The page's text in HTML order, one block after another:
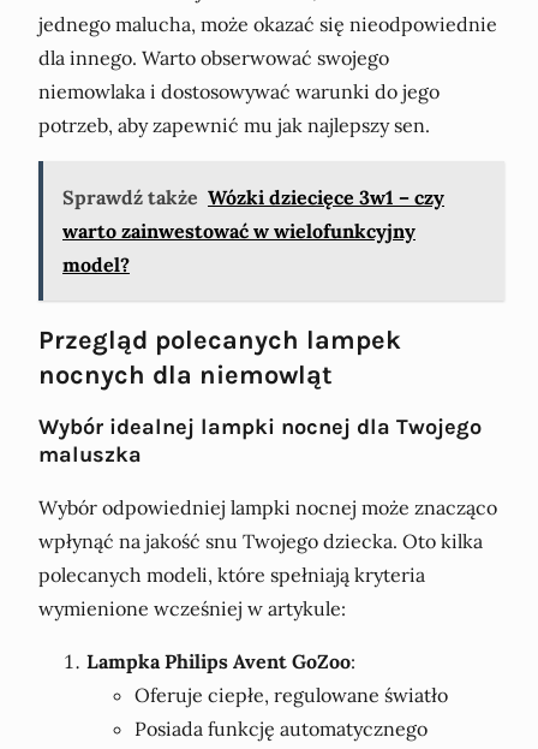
jednego malucha, może okazać się nieodpowiednie
dla innego. Warto obserwować swojego
niemowlaka i dostosowywać warunki do jego
potrzeb, aby zapewnić mu jak najlepszy sen.
Sprawdź także Wózki dziecięce 3w1 – czy
warto zainwestować w wielofunkcyjny
model?
Przegląd polecanych lampek
nocnych dla niemowląt
Wybór idealnej lampki nocnej dla Twojego
maluszka
Wybór odpowiedniej lampki nocnej może znacząco
wpłynąć na jakość snu Twojego dziecka. Oto kilka
polecanych modeli, które spełniają kryteria
wymienione wcześniej w artykule:
Lampka Philips Avent GoZoo:
Oferuje ciepłe, regulowane światło
Posiada funkcję automatycznego